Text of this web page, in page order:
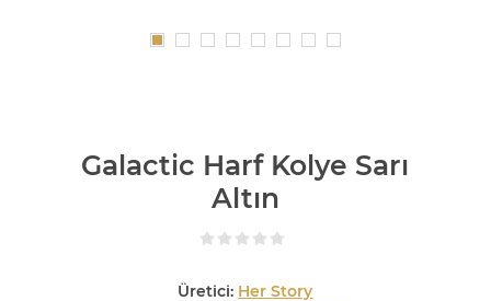
Galactic Harf Kolye Sarı
Altın
Üretici: Her Story